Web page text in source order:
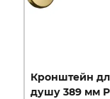
Кронштейн
душу 389 мм